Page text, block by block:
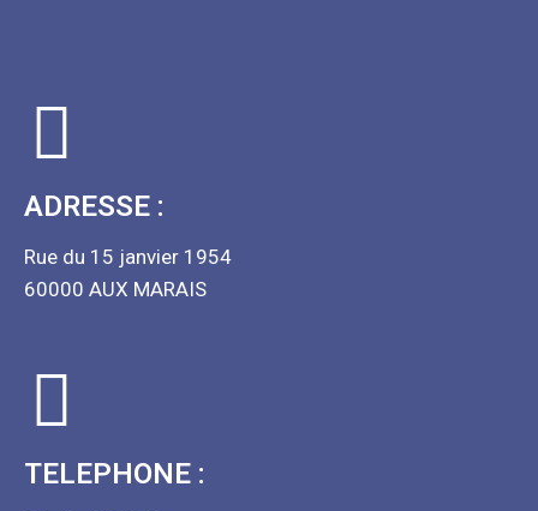
ADRESSE :
Rue du 15 janvier 1954
60000 AUX MARAIS
TELEPHONE :